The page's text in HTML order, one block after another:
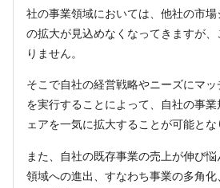
社の事業領域においては、他社の市
の拡大が見込めなくなってきますが
りません。
そこで自社の経営戦略やニーズにマッ
を実行することによって、自社の事
ェアを一気に拡大することが可能とな
また、自社の既存事業の売上が伸び
領域への進出、すなわち事業の多角